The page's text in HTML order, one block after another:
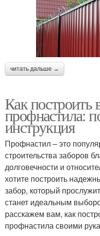
читать дальше →
Как построить
профнастила:
инструкция
Профнастил – это
строительства заборов
долговечности и
хотите построить
забор, который
станет идеальным
расскажем вам, как
профнастила своими